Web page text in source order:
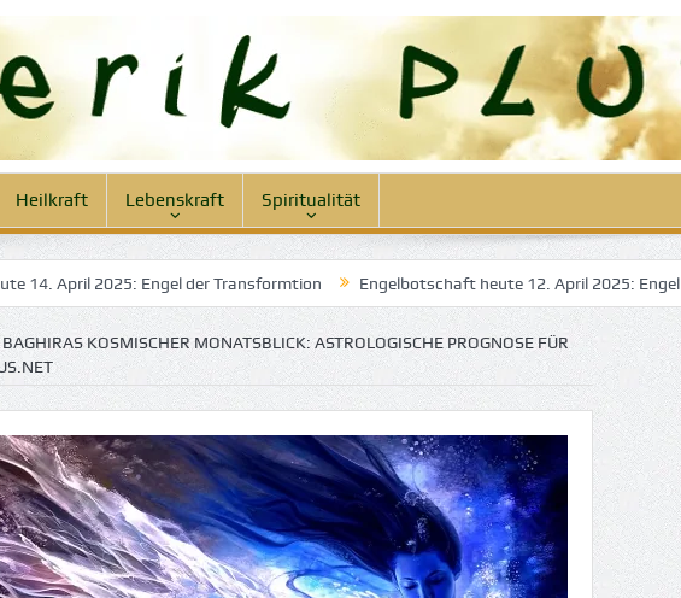
Heilkraft Lebenskraft Spiritualität
Engel der Transformtion Engelbotschaft heute 12. April 2025: Engel der Wandlung
BAGHIRAS KOSMISCHER MONATSBLICK: ASTROLOGISCHE PROGNOSE FÜR